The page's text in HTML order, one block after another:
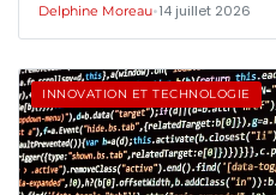
Delphine Moreau•14 juillet 2026
INNOVATION ET TECHNOLOGIE